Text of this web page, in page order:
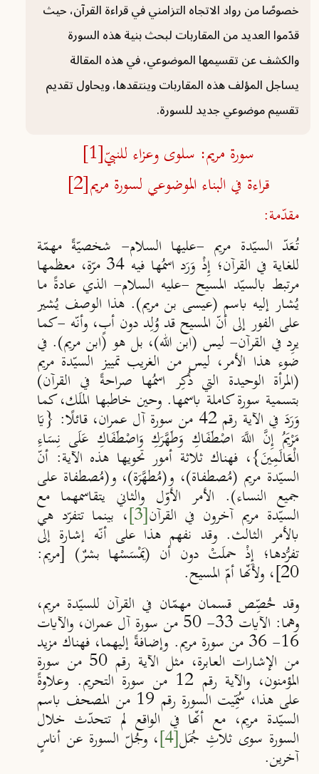
خصوصًا من رواد الاتجاه التزامني في قراءة القرآن، حيث
قدّموا العديد من المقاربات لبحث بنية هذه السورة
والكشف عن تقسيمها الموضوعي، في هذه المقالة
يساجل المؤلف هذه المقاربات وينتقدها، ويحاول تقديم
تقسيم موضوعي جديد للسورة.
سورة مريم: سلوى وعزاء للنبيّ[1]
قراءة في البناء الموضوعي لسورة مريم[2]
مقدّمة:
تُعَدّ السيّدة مريم -عليها السلام- شخصيّةً مهمّة
للغاية في القرآن؛ إِذْ وَرَد اسمُها فيه 34 مرّة، معظمها
مرتبط بالسيّد المسيح -عليه السلام- الذي عادةً ما
يُشار إليه باسم (عيسى بن مريم). هذا الوصف يُشير
على الفور إلى أنّ المسيح قد وُلِد دون أبٍ، وأنّه -كما
يرِد في القرآن- ليس (ابن الله)، بل هو (ابن مريم). في
ضوء هذا الأمر، ليس من الغريب تمييز السيّدة مريم
(المرأة الوحيدة التي ذُكِر اسمُها صراحةً في القرآن)
بتسمية سورة كاملة باسمها. وحين خاطبها الملَك، كما
وَرَدَ في الآية رقم 42 من سورة آل عمران، قائلًا: {يَا
مَرْيَمُ إِنَّ اللَّهَ اصْطَفَاكِ وَطَهَّرَكِ وَاصْطَفَاكِ عَلَى نِسَاءِ
الْعَالَمِينَ}، فهناك ثلاثة أمور تحويها هذه الآية: أنّ
السيّدة مريم (مُصطفاة)، و(مُطهَّرَة)، و(مُصطفاة على
جميع النساء). الأمر الأوّل والثاني يتقاسمهما مع
السيّدة مريم آخرون في القرآن[3] ، بينما تتفرّد هي
بالأمر الثالث. وقد نفهم هذا على أنّه إشارة إلى
تفرُّدها؛ إِذْ حملَتْ دون أن (يَمْسَسْها بشرٌ) [مريم:
20]، ولأنّها أمّ المسيح.
وقد خُصِّص قسمان مهمّان في القرآن للسيّدة مريم،
وهما: الآيات 33- 50 من سورة آل عمران، والآيات
16- 36 من سورة مريم. وإضافةً إليهما، فهناك مزيد
من الإشارات العابرة، مثل الآية رقم 50 من سورة
المؤمنون، والآية رقم 12 من سورة التحريم. وعلاوةً
على هذا، سُمِّيت السورة رقم 19 من المصحف باسم
السيّدة مريم، مع أنّها في الواقع لم تتحدّث خلال
السورة سوى ثلاثِ جُمَل[4] ، وجُلّ السورة عن أناسٍ
آخرين.